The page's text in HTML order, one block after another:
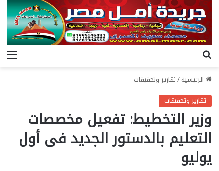
الرئيسية/تقارير وتحقيقات
تقارير وتحقيقات
وزير التخطيط: تفعيل مخصصات
التعليم بالدستور الجديد فى أول
يوليو